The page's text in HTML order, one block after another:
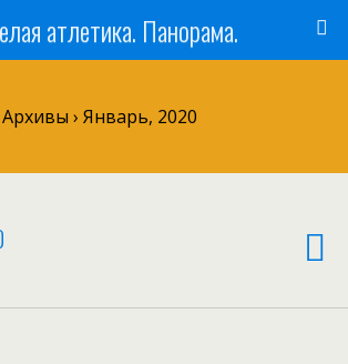
атлетика. Панорама.
Архивы › Январь, 2020